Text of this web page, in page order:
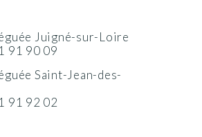
Juigné-sur-Loire
91 90 09
Saint-Jean-des-
91 92 02